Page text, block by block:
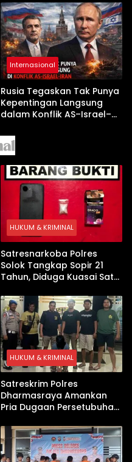
Jelang Kunjungan Beijing
Internasional
Rusia Tegaskan Tak Punya
Kepentingan Langsung
dalam Konflik AS–Israel–
HUKUM & KRIMINAL
Satresnarkoba Polres
Solok Tangkap Sopir 21
Tahun, Diduga Kuasai Satu
HUKUM & KRIMINAL
Satreskrim Polres
Dharmasraya Amankan
Pria Dugaan Persetubuhan